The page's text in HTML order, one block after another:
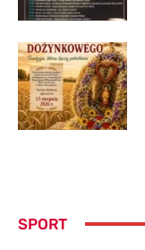
SPORT